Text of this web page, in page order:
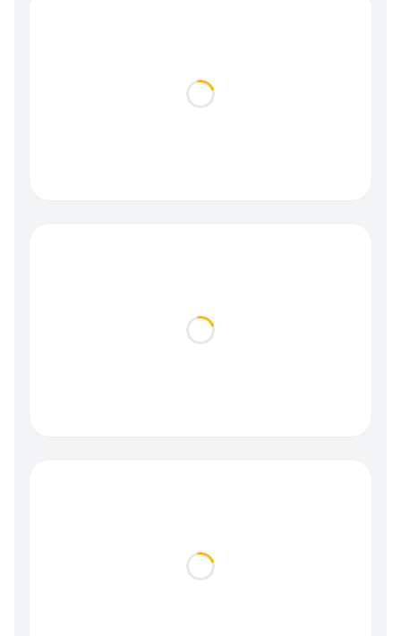
Loading...
Loading...
Loading...